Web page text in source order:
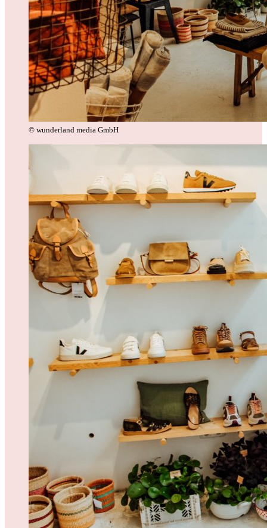
© wunderland media GmbH